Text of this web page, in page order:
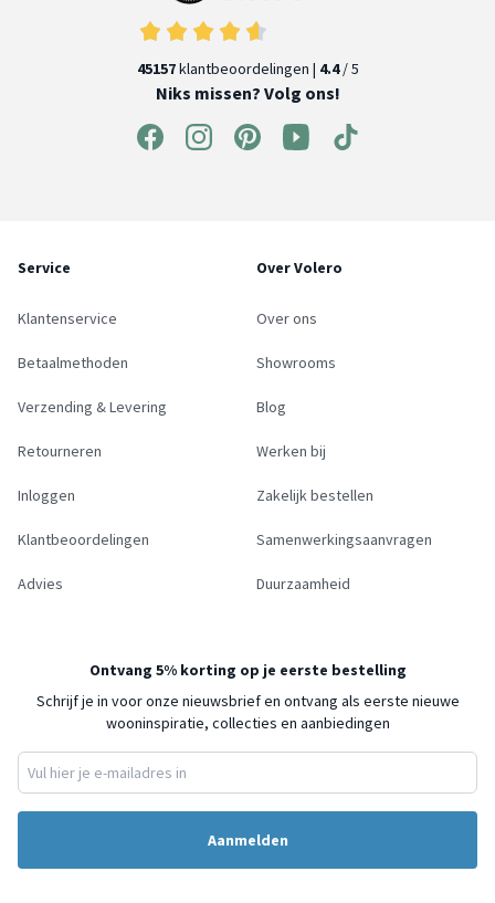
45157klantbeoordelingen | 4.4/ 5
Niks missen? Volg ons!
Service
Klantenservice
Betaalmethoden
Verzending & Levering
Retourneren
Inloggen
Klantbeoordelingen
Advies
Over Volero
Over ons
Showrooms
Blog
Werken bij
Zakelijk bestellen
Samenwerkingsaanvragen
Duurzaamheid
Ontvang 5% korting op je eerste bestelling
Schrijf je in voor onze nieuwsbrief en ontvang als eerste nieuwe
wooninspiratie, collecties en aanbiedingen
Aanmelden